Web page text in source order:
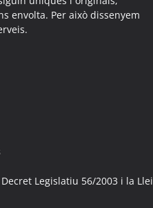
Aiguaviva
Aín
Aitona
envolta. Per això dissenyem
Legislatiu 56/2003 i la Llei